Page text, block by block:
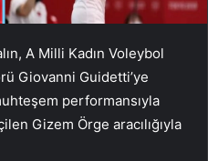
A Milli Kadın Voleybol
Giovanni Guidetti’ye
performansıyla
Gizem Örge aracılığıyla